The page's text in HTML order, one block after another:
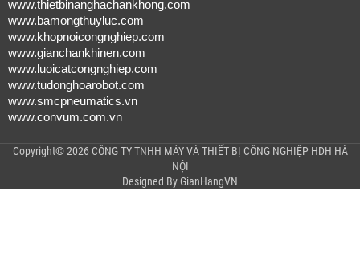
www.thietbinanghachankhong.com
www.bamongthuyluc.com
www.khopnoicongnghiep.com
www.gianchankhinen.com
www.luoicatcongnghiep.com
www.tudonghoarobot.com
www.smcpneumatics.vn
www.convum.com.vn
Copyright© 2026 CÔNG TY TNHH MÁY VÀ THIẾT BỊ CÔNG NGHIỆP HDH HÀ
NỘI
Designed By GianHangVN